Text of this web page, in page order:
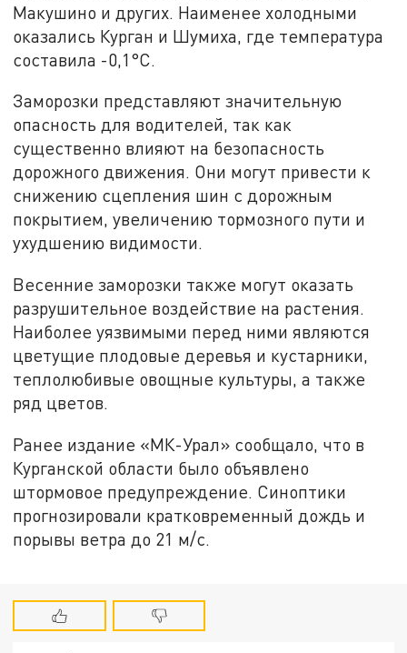
Макушино и других. Наименее холодными
оказались Курган и Шумиха, где температура
составила -0,1°C.
Заморозки представляют значительную
опасность для водителей, так как
существенно влияют на безопасность
дорожного движения. Они могут привести к
снижению сцепления шин с дорожным
покрытием, увеличению тормозного пути и
ухудшению видимости.
Весенние заморозки также могут оказать
разрушительное воздействие на растения.
Наиболее уязвимыми перед ними являются
цветущие плодовые деревья и кустарники,
теплолюбивые овощные культуры, а также
ряд цветов.
Ранее издание «МК-Урал» сообщало, что в
Курганской области было объявлено
штормовое предупреждение. Синоптики
прогнозировали кратковременный дождь и
порывы ветра до 21 м/с.